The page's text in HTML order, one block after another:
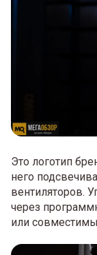
Это логотип
него
вентиляторов.
через
или